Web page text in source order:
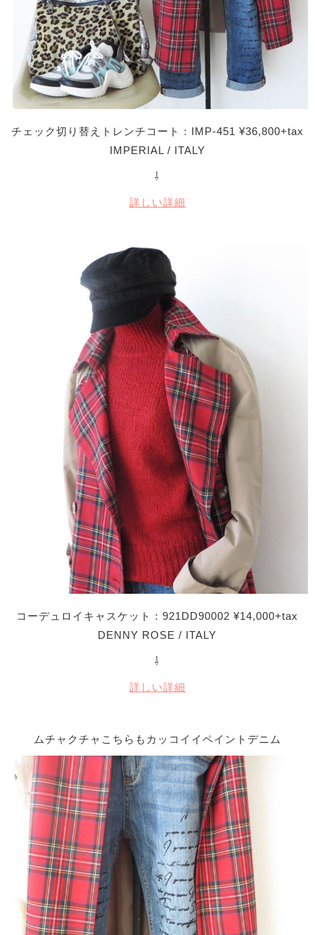
チェック切り替えトレンチコート：IMP-451 ¥36,800+tax
IMPERIAL / ITALY
⇩
詳しい詳細
コーデュロイキャスケット：921DD90002 ¥14,000+tax
DENNY ROSE / ITALY
⇩
詳しい詳細
ムチャクチャこちらもカッコイイペイントデニム